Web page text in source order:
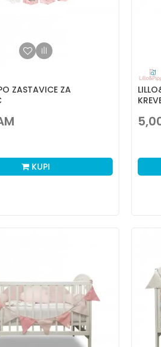
ZASTAVICE ZA
KUPI